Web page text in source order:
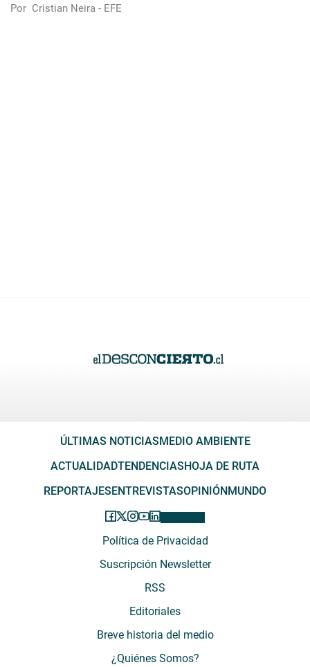
Por Cristian Neira - EFE
ÚLTIMAS NOTICIASMEDIO AMBIENTE
ACTUALIDADTENDENCIASHOJA DE RUTA
REPORTAJESENTREVISTASOPINIÓNMUNDO
Política de Privacidad
Suscripción Newsletter
RSS
Editoriales
Breve historia del medio
¿Quiénes Somos?